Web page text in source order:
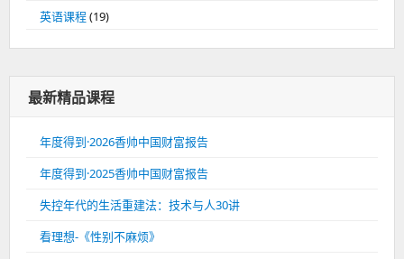
英语课程(19)
最新精品课程
年度得到·2026香帅中国财富报告
年度得到·2025香帅中国财富报告
失控年代的生活重建法：技术与人30讲
看理想-《性别不麻烦》